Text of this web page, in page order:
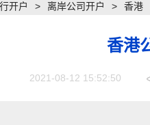
开户 > 离岸公司开户 > 香港
香港
2021-08-12 15:52:50